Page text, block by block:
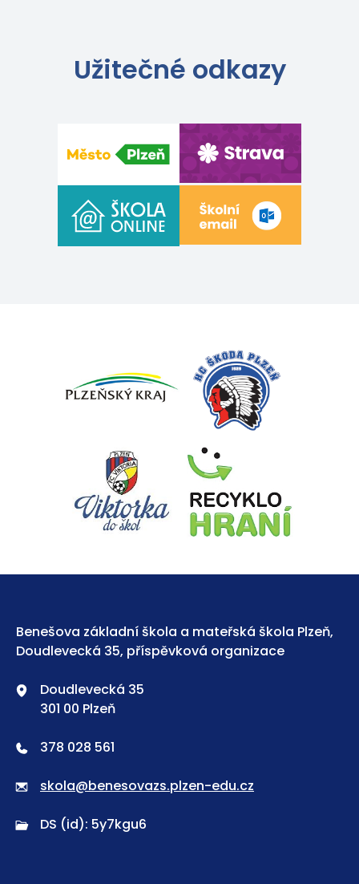
Užitečné odkazy
Benešova základní škola a mateřská škola Plzeň,
Doudlevecká 35, příspěvková organizace
Doudlevecká 35
301 00 Plzeň
378 028 561
skola@benesovazs.plzen-edu.cz
DS (id): 5y7kgu6